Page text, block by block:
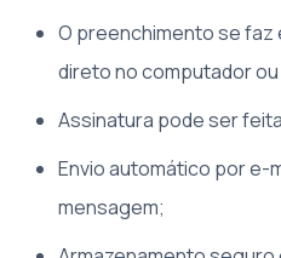
O preenchimento se faz
direto no computador
Assinatura pode ser
Envio automático por e-
mensagem;